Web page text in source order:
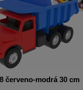
červeno-modrá 30 cm